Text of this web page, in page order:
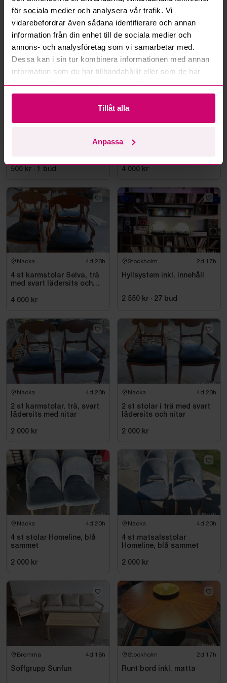
för sociala medier och analysera vår trafik. Vi
vidarebefordrar även sådana identifierare och annan
information från din enhet till de sociala medier och
annons- och analysföretag som vi samarbetar med.
Dessa kan i sin tur kombinera informationen med annan
information som du har tillhandahållit eller som de har
samlat in när du har använt deras tjänster.
Tillåt alla
Anpassa
Mer från samma kategori
500 kr · bud
4 karmstolar, trä, svart
4 000 kr
Nacka 4d 20h
4 st karmstolar Selva, trä
med svart lädersits och
4 000 kr
Stockholm 2d 17h
Hyllsystem inkl. innehåll
2 550 kr · 27 bud
Nacka 4d 20h
2 st karmstolar, trä, svart
lädersits med nitar
2 000 kr
Nacka 4d 20h
2 st stolar i trä med svart
lädersits och nitar
2 000 kr
Nacka 4d 20h
4 st stolar Homeline, blå
sammet
2 000 kr
Nacka 4d 20h
4 st matsalsstolar
Homeline, blå sammet
2 000 kr
Bromma 4d 18h
Soffgrupp Sunfun
Stockholm 2d 17h
Runt bord inkl. matta